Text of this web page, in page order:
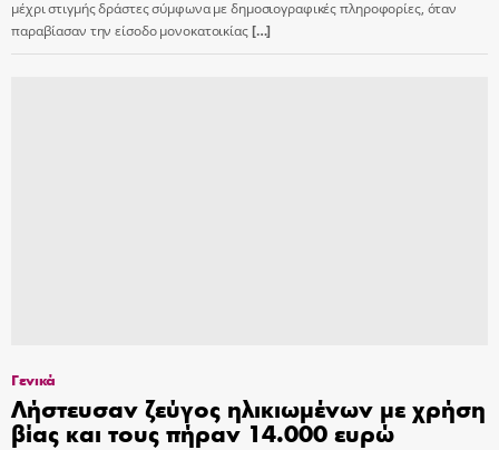
μέχρι στιγμής δράστες σύμφωνα με δημοσιογραφικές πληροφορίες, όταν
παραβίασαν την είσοδο μονοκατοικίας[…]
Γενικά
Λήστευσαν ζεύγος ηλικιωμένων με χρήση
βίας και τους πήραν 14.000 ευρώ